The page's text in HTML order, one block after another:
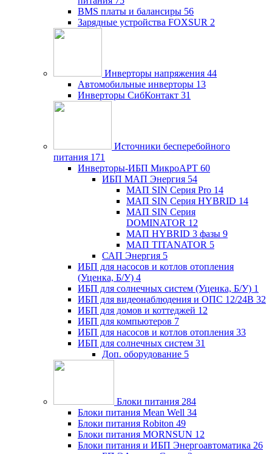
BMS платы и балансиры 56
Зарядные устройства FOXSUR 2
Инверторы напряжения 44
Автомобильные инверторы 13
Инверторы СибКонтакт 31
Источники бесперебойного
питания 171
Инверторы-ИБП МикроАРТ 60
ИБП МАП Энергия 54
МАП SIN Серия Pro 14
МАП SIN Серия HYBRID 14
МАП SIN Серия
DOMINATOR 12
МАП HYBRID 3 фазы 9
МАП TITANATOR 5
САП Энергия 5
ИБП для насосов и котлов отопления
(Уценка, Б/У) 4
ИБП для солнечных систем (Уценка, Б/У) 1
ИБП для видеонаблюдения и ОПС 12/24В 32
ИБП для домов и коттеджей 12
ИБП для компьютеров 7
ИБП для насосов и котлов отопления 33
ИБП для солнечных систем 31
Доп. оборудование 5
Блоки питания 284
Блоки питания Mean Well 34
Блоки питания Robiton 49
Блоки питания MORNSUN 12
Блоки питания и ИБП Энергоавтоматика 26